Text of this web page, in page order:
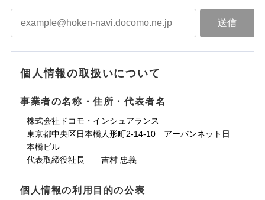
個人情報の取扱いについて
事業者の名称・住所・代表者名
株式会社ドコモ・インシュアランス
東京都中央区日本橋人形町2-14-10 アーバンネット日
本橋ビル
代表取締役社長 吉村 忠義
個人情報の利用目的の公表